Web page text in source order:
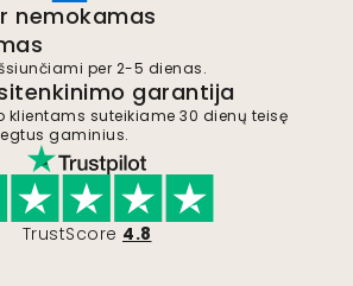
nemokamas
per 2-5 dienas.
garantija
klientams suteikiame 30 dienų teisę
gaminius.
TrustScore 4.8